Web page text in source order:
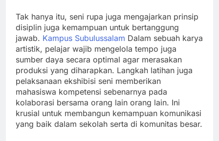
Tak hanya itu, seni rupa juga mengajarkan prinsip
disiplin juga kemampuan untuk bertanggung
jawab. Kampus Subulussalam Dalam sebuah karya
artistik, pelajar wajib mengelola tempo juga
sumber daya secara optimal agar merasakan
produksi yang diharapkan. Langkah latihan juga
pelaksanaan ekshibisi seni memberikan
mahasiswa kompetensi sebenarnya pada
kolaborasi bersama orang lain orang lain. Ini
krusial untuk membangun kemampuan komunikasi
yang baik dalam sekolah serta di komunitas besar.